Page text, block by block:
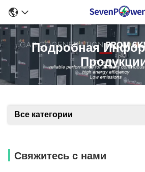
Подробная
Все категории
Свяжитесь с нами